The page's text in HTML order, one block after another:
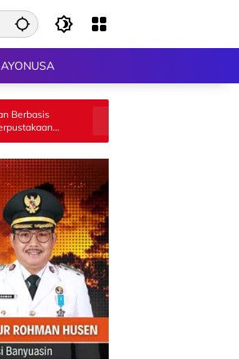
AYONUSA
Respon Aduan Masyarakat Terkait PETI,
Polres 50 Kota Gelar Razia di Galugua